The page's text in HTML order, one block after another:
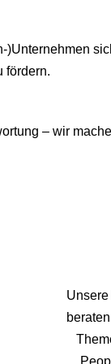
)Unternehmen
fördern.
– wir